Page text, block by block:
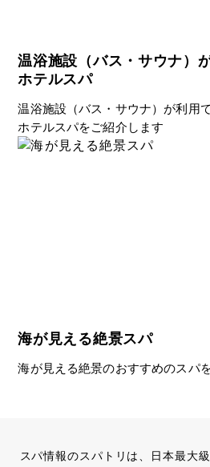
温浴施設（バス・サウナ）
ホテルスパ
温浴施設（バス・サウナ）が利用
ホテルスパをご紹介します
海が見える絶景スパ
海が見える絶景のおすすめのスパ
スパ情報のスパトリは、日本最大